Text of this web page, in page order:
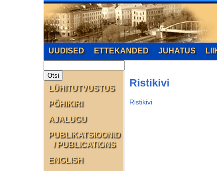
UUDISED ETTEKANDED JUHATUS
Ristikivi
Ristikivi
LÜHITUTVUSTUS
PÕHIKIRI
AJALUGU
PUBLIKATSIOONID
/ PUBLICATIONS
ENGLISH